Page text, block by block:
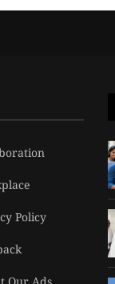
Policy